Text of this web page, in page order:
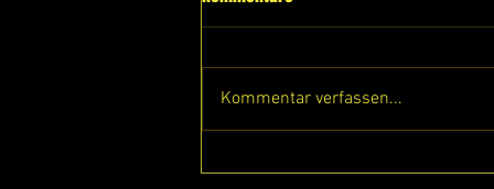
🎯 Ein Tag für die
Kommentar verfassen...